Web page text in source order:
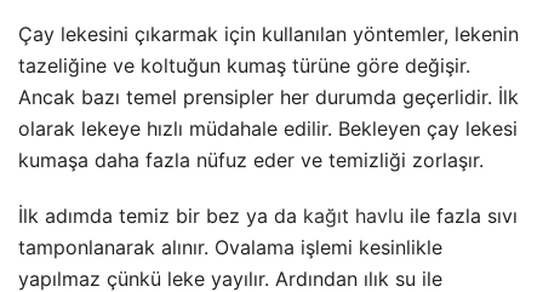
Çay lekesini çıkarmak için kullanılan yöntemler, lekenin
tazeliğine ve koltuğun kumaş türüne göre değişir.
Ancak bazı temel prensipler her durumda geçerlidir. İlk
olarak lekeye hızlı müdahale edilir. Bekleyen çay lekesi
kumaşa daha fazla nüfuz eder ve temizliği zorlaşır.
İlk adımda temiz bir bez ya da kağıt havlu ile fazla sıvı
tamponlanarak alınır. Ovalama işlemi kesinlikle
yapılmaz çünkü leke yayılır. Ardından ılık su ile